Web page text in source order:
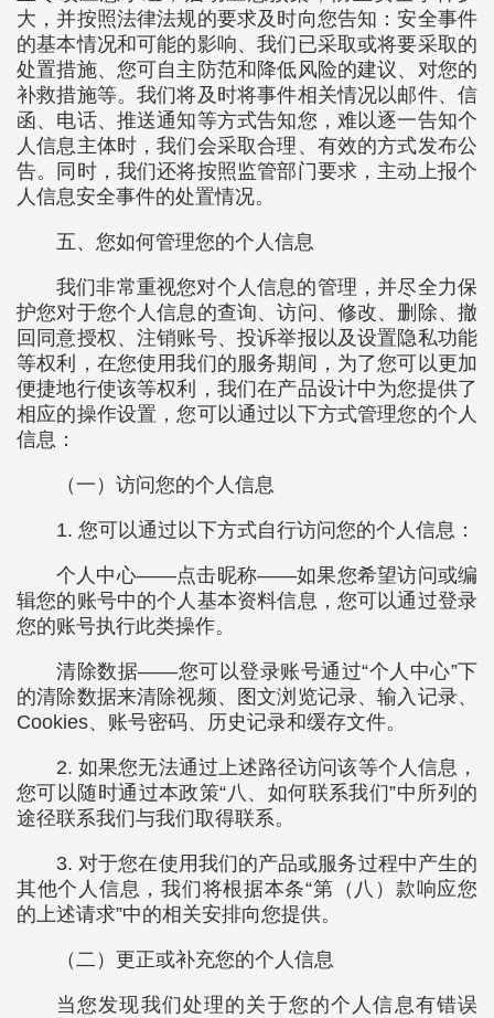
大，并按照法律法规的要求及时向您告知：安全事件
的基本情况和可能的影响、我们已采取或将要采取的
处置措施、您可自主防范和降低风险的建议、对您的
补救措施等。我们将及时将事件相关情况以邮件、信
函、电话、推送通知等方式告知您，难以逐一告知个
人信息主体时，我们会采取合理、有效的方式发布公
告。同时，我们还将按照监管部门要求，主动上报个
人信息安全事件的处置情况。
五、您如何管理您的个人信息
我们非常重视您对个人信息的管理，并尽全力保
护您对于您个人信息的查询、访问、修改、删除、撤
回同意授权、注销账号、投诉举报以及设置隐私功能
等权利，在您使用我们的服务期间，为了您可以更加
便捷地行使该等权利，我们在产品设计中为您提供了
相应的操作设置，您可以通过以下方式管理您的个人
信息：
（一）访问您的个人信息
1. 您可以通过以下方式自行访问您的个人信息：
个人中心——点击昵称——如果您希望访问或编
辑您的账号中的个人基本资料信息，您可以通过登录
您的账号执行此类操作。
清除数据——您可以登录账号通过“个人中心”下
的清除数据来清除视频、图文浏览记录、输入记录、
Cookies、账号密码、历史记录和缓存文件。
2. 如果您无法通过上述路径访问该等个人信息，
您可以随时通过本政策“八、如何联系我们”中所列的
途径联系我们与我们取得联系。
3. 对于您在使用我们的产品或服务过程中产生的
其他个人信息，我们将根据本条“第（八）款响应您
的上述请求”中的相关安排向您提供。
（二）更正或补充您的个人信息
当您发现我们处理的关于您的个人信息有错误